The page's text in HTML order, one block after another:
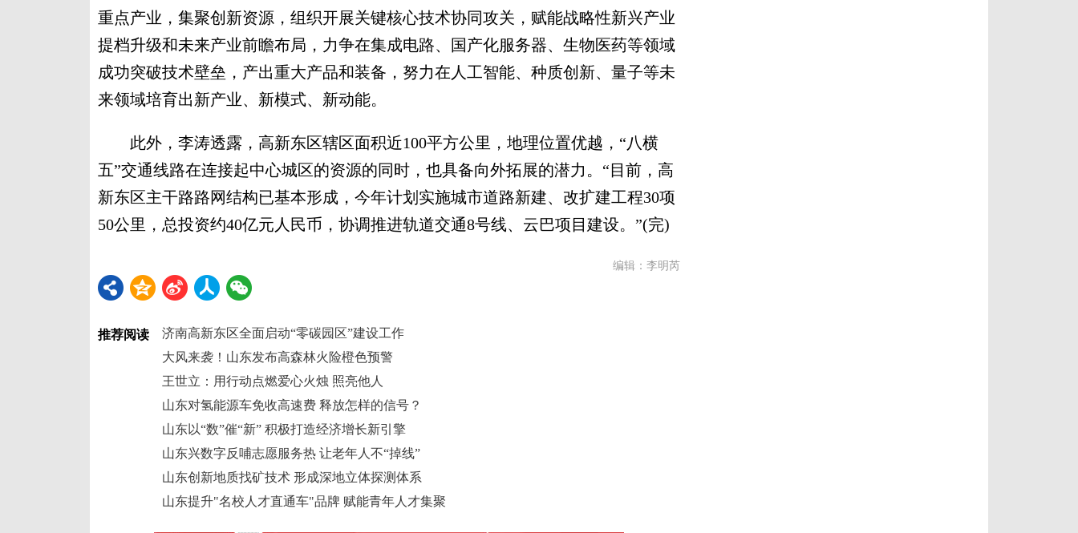
重点产业，集聚创新资源，组织开展关键核心技术协同攻关，赋能战略性新兴产业
提档升级和未来产业前瞻布局，力争在集成电路、国产化服务器、生物医药等领域
成功突破技术壁垒，产出重大产品和装备，努力在人工智能、种质创新、量子等未
来领域培育出新产业、新模式、新动能。
此外，李涛透露，高新东区辖区面积近100平方公里，地理位置优越，“八横
五”交通线路在连接起中心城区的资源的同时，也具备向外拓展的潜力。“目前，高
新东区主干路路网结构已基本形成，今年计划实施城市道路新建、改扩建工程30项
50公里，总投资约40亿元人民币，协调推进轨道交通8号线、云巴项目建设。”(完)
编辑：李明芮
推荐阅读
济南高新东区全面启动“零碳园区”建设工作
大风来袭！山东发布高森林火险橙色预警
王世立：用行动点燃爱心火烛 照亮他人
山东对氢能源车免收高速费 释放怎样的信号？
山东以“数”催“新” 积极打造经济增长新引擎
山东兴数字反哺志愿服务热 让老年人不“掉线”
山东创新地质找矿技术 形成深地立体探测体系
山东提升"名校人才直通车"品牌 赋能青年人才集聚